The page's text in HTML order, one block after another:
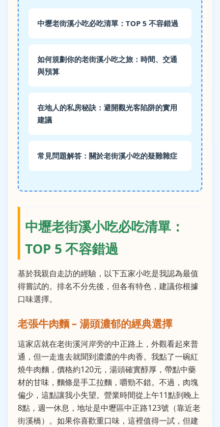
中壢老街溪小吃必吃清單：TOP 5 不容錯過
如何規劃你的老街溪小吃之旅：時間、交通
與預算
在地人的私房秘訣：避開觀光客陷阱的實用
建議
常見問題解答：關於老街溪小吃的疑難雜症
中壢老街溪小吃必吃清單：
TOP 5 不容錯過
基於我親自走訪的經驗，以下五家小吃是我認為最值
得嘗試的。排名不分先後，但各有特色，建議你根據
口味選擇。
老張牛肉麵 – 湯頭濃郁的經典選擇
這家店就在老街溪河岸旁的中正路上，外觀看起來普
通，但一走進去就聞到濃濃的牛肉香。我點了一碗紅
燒牛肉麵，價格約120元，湯頭確實醇厚，帶點中藥
材的甘味，麵條是手工拉麵，嚼勁不錯。不過，肉塊
偏少，這點讓我小失望。營業時間從上午11點到晚上
8點，週一休息，地址是中壢區中正路123號（靠近老
街溪橋）。如果你喜歡重口味，這裡值得一試，但建